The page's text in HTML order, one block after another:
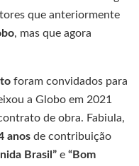
que anteriormente
, mas que agora
foram convidados para
a Globo em 2021
de obra. Fabiula,
anos de contribuição
Brasil” e “Bom